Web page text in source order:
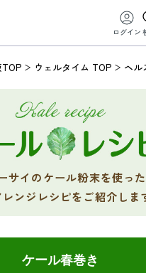
ログイン
ウェルタイム TOP ヘル
サイのケール粉末を使った
ンジレシピをご紹介しま
ケール春巻き